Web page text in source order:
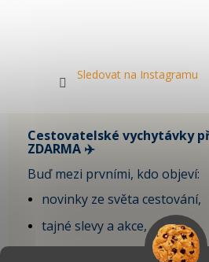
Sledovat na Instagramu
Cestovatelské vychytávky
ZDARMA ✈️
Buď mezi prvními, kdo objeví:
novinky ze světa cestování,
tajné slevy a akce,
tipy do letadla, na krátké